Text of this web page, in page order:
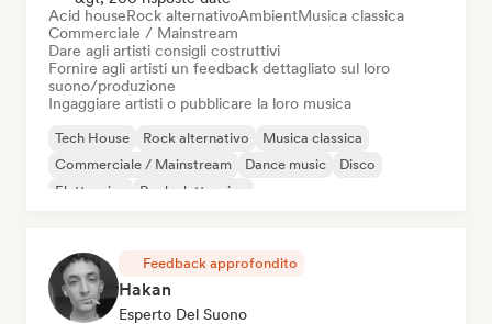
Acid houseRock alternativoAmbientMusica classica
Commerciale / Mainstream
Dare agli artisti consigli costruttivi
Fornire agli artisti un feedback dettagliato sul loro
suono/produzione
Ingaggiare artisti o pubblicare la loro musica
Tech House Rock alternativo
Musica classica
Commerciale / Mainstream
Dance music
Disco
Elettronica
Rock elettronico
Feedback approfondito
Hakan
Esperto Del Suono